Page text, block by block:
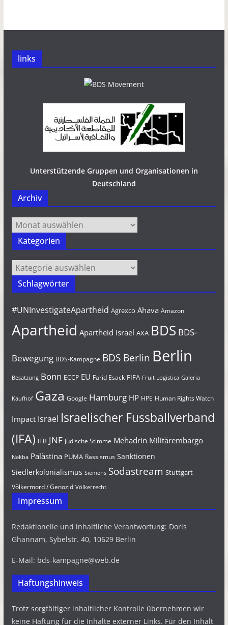
links
Unterstützende Gruppen und Organisationen in
Deutschland
Archiv
Archiv
Kategorien
Kategorien
Schlagwörter
#UNInvestigateApartheid Agrexco Ahava Amazon
Apartheid Apartheid Israel AXA BDS BDS-
Bewegung BDS-Kampagne BDS Berlin Berlin
Besatzung Bonn ECCP EU Farid Esack FIFA Fruit Logistica Galeria
Kaufhof Gaza Google Hamburg HP HPE Human Rights Watch
Impact Israel Israelischer Fussballverband
(IFA) ITB JNF Jüdische Stimme Mehadrin Militärembargo
Nakba Palästina PUMA Rassismus Sanktionen
Siedlerkolonialismus Siemens Sodastream Stuttgart
Völkermord / Genozid Völkerrecht
Impressum
Redaktionelle und inhaltliche Verantwortung: Doris
Ghannam, Sybelstr. 40, 10629 Berlin
E-Mail: bds-kampagne@web.de
Haftungshinweis
Trotz sorgfältiger inhaltlicher Kontrolle übernehmen wir
keine Haftung für die Inhalte externer Links. Für den Inhalt